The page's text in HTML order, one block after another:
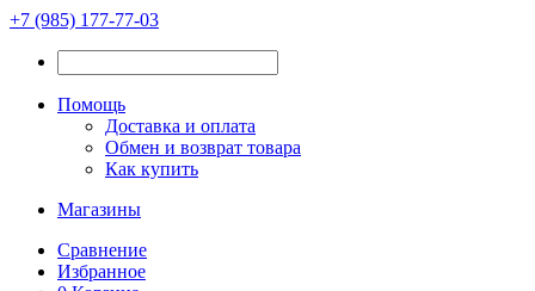
+7 (985) 177-77-03
Помощь
Доставка и оплата
Обмен и возврат товара
Как купить
Магазины
Сравнение
Избранное